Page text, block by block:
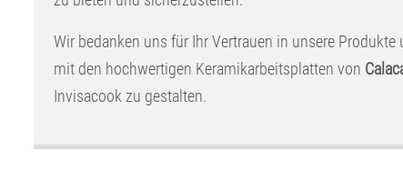
Wir bedanken uns für Ihr Vertrauen in unsere
mit den hochwertigen Keramikarbeitsplatten von
Invisacook zu gestalten.